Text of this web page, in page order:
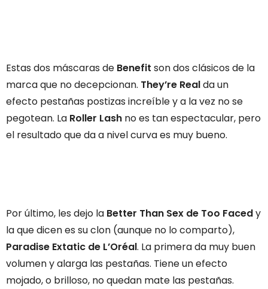
Estas dos máscaras de Benefit son dos clásicos de la
marca que no decepcionan. They’re Realda un
efecto pestañas postizas increíble y a la vez no se
pegotean. La Roller Lash no es tan espectacular, pero
el resultado que da a nivel curva es muy bueno.
Por último, les dejo la Better Than Sex de Too Facedy
la que dicen es su clon (aunque no lo comparto),
Paradise Extatic de L’Oréal. La primera da muy buen
volumen y alarga las pestañas. Tiene un efecto
mojado, o brilloso, no quedan mate las pestañas.